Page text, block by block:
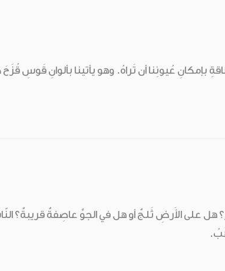
عُيونِنا أن تَراهُ. وهو يأتينا بألوانِ قَوسِ قُزَحَ
الأَرضِ ثَلجٌ أو هل في الجوِّ عاصِفةٌ قريبةٌ؟